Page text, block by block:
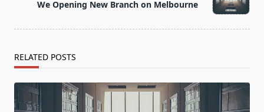
We Opening New Branch on Melbourne
RELATED POSTS